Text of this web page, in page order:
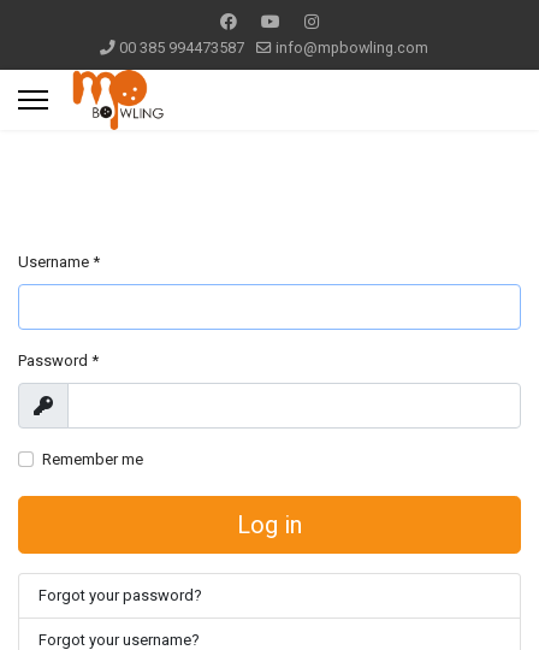
00 385 994473587 info@mpbowling.com
Username *
Password *
Show
Remember me
Log in
Forgot your password?
Forgot your username?